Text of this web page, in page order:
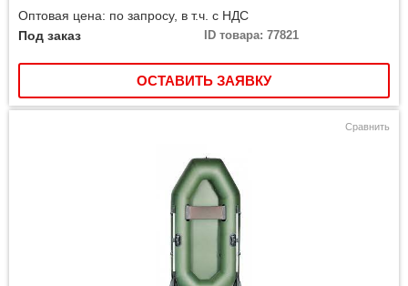
Оптовая цена: по запросу, в т.ч. с НДС
Под заказ
ID товара: 77821
ОСТАВИТЬ ЗАЯВКУ
Сравнить